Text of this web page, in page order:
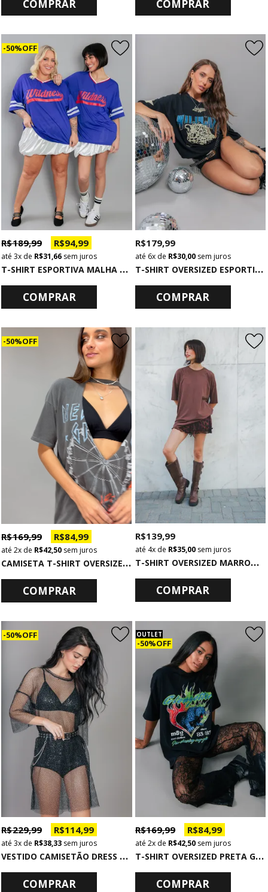
COMPRAR COMPRAR
50% OFF
T
-SHIRT ESPORTIVA MALHA FIT AZUL WILDNESS
R$ 189,99 R$ 94,99
3x de R$ 31,66 sem juros
COMPRAR
T
-SHIRT OVERSIZED ESPORTIVA WILDCATS
R$ 179,99
6xde R$ 30,00sem juros
COMPRAR
50% OFF
C
AMISETA T-SHIRT OVERSIZED CHUMBO COM DECOTE NEVER GIVE UP
R$ 169,99 R$ 84,99
2x de R$ 42,50 sem juros
COMPRAR
T
-SHIRT OVERSIZED MARROM LISA BÁSICA
R$ 139,99
4xde R$ 35,00sem juros
COMPRAR
50% OFF
V
ESTIDO CAMISETÃO DRESS TELA PRETA COM BRILHO
R$ 229,99 R$ 114,99
3x de R$ 38,33 sem juros
COMPRAR
OUTLET
50% OFF
T
-SHIRT OVERSIZED PRETA GLOWGETTER
R$ 169,99 R$ 84,99
2xde R$ 42,50sem juros
COMPRAR